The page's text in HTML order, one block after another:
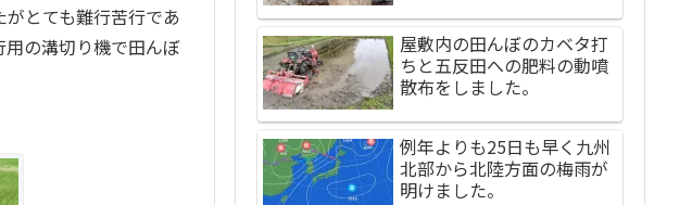
とても難行苦行であ
用の溝切り機で田んぼ
屋敷内の田んぼのカベタ打
ちと五反田への肥料の動噴
散布をしました。
例年よりも25日も早く九州
北部から北陸方面の梅雨が
明けました。